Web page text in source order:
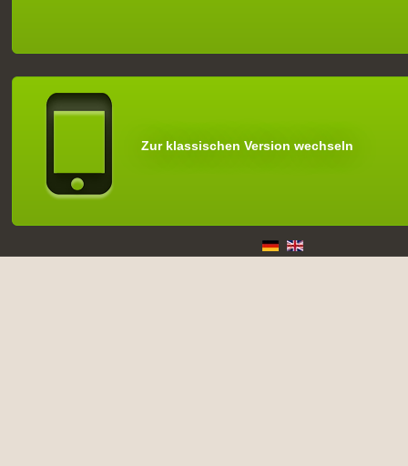
Zur klassischen Version wechseln